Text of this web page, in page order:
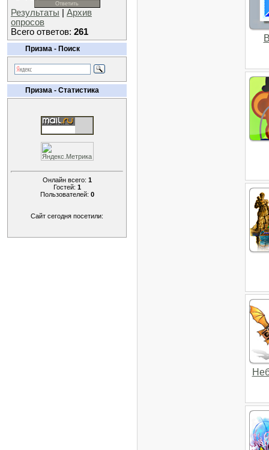
Результаты
Архив
опросов
Всего ответов: 261
Призма - Поиск
Призма - Статистика
Онлайн всего: 1
Гостей: 1
Пользователей: 0
Сайт сегодня посетили: